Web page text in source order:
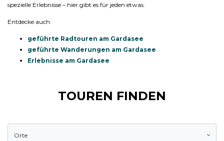
spezielle Erlebnisse – hier gibt es für jeden etwas.
Entdecke auch:
geführte Radtouren am Gardasee
geführte Wanderungen am Gardasee
Erlebnisse am Gardasee
TOUREN FINDEN
Orte